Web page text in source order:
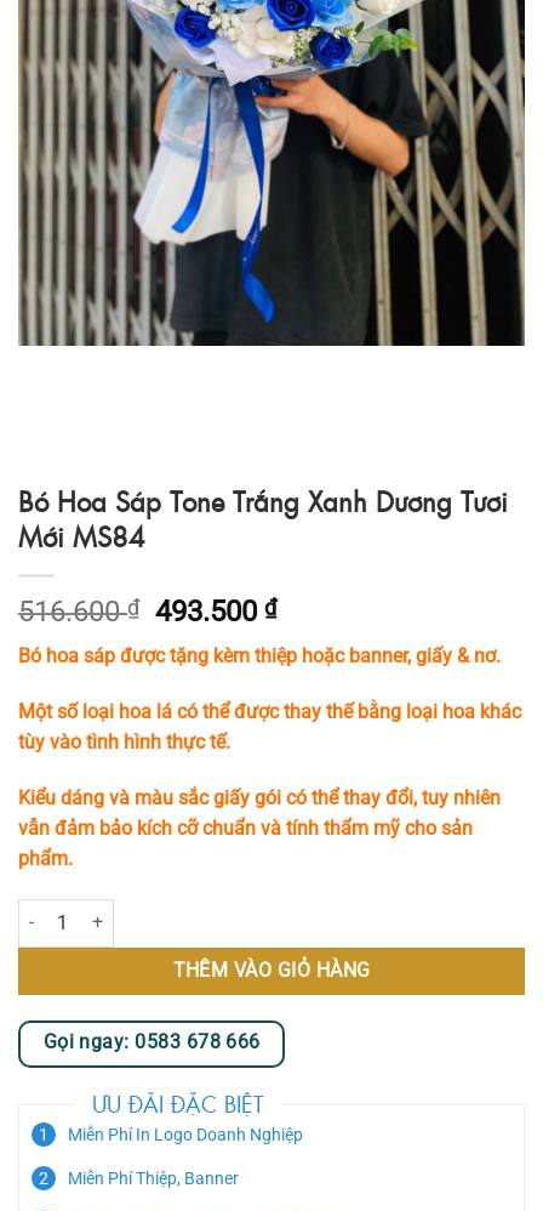
Bó Hoa Sáp Tone Trắng Xanh Dương Tươi
Mới MS84
516.600₫
Giá
gốc
là:
516.600 ₫.
493.500₫Giá
hiện
tại
là:
493.500 ₫.
Bó hoa sáp được tặng kèm thiệp hoặc banner, giấy & nơ.
Một số loại hoa lá có thể được thay thế bằng loại hoa khác
tùy vào tình hình thực tế.
Kiểu dáng và màu sắc giấy gói có thể thay đổi, tuy nhiên
vẫn đảm bảo kích cỡ chuẩn và tính thẩm mỹ cho sản
phẩm.
Bó Hoa Sáp Tone Trắng Xanh Dương Tươi Mới MS84 số lượng
THÊM VÀO GIỎ HÀNG
Gọi ngay: 0583 678 666
ƯU ĐÃI ĐẶC BIỆT
Miễn Phí In Logo Doanh Nghiệp
Miễn Phí Thiệp, Banner